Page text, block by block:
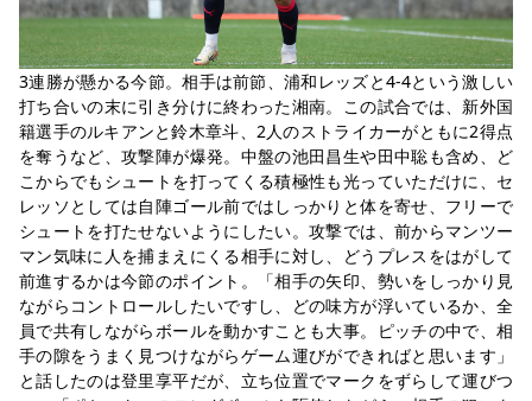
3連勝が懸かる今節。相手は前節、浦和レッズと4-4という激しい
打ち合いの末に引き分けに終わった湘南。この試合では、新外国
籍選手のルキアンと鈴木章斗、2人のストライカーがともに2得点
を奪うなど、攻撃陣が爆発。中盤の池田昌生や田中聡も含め、ど
こからでもシュートを打ってくる積極性も光っていただけに、セ
レッソとしては自陣ゴール前ではしっかりと体を寄せ、フリーで
シュートを打たせないようにしたい。攻撃では、前からマンツー
マン気味に人を捕まえにくる相手に対し、どうプレスをはがして
前進するかは今節のポイント。「相手の矢印、勢いをしっかり見
ながらコントロールしたいですし、どの味方が浮いているか、全
員で共有しながらボールを動かすことも大事。ピッチの中で、相
手の隙をうまく見つけながらゲーム運びができればと思います」
と話したのは登里享平だが、立ち位置でマークをずらして運びつ